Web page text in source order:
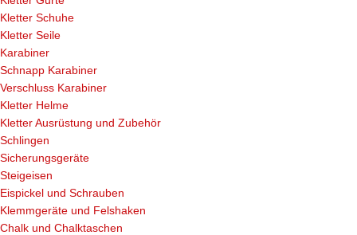
Kletter Schuhe
Kletter Seile
Karabiner
Schnapp Karabiner
Verschluss Karabiner
Kletter Helme
Kletter Ausrüstung und Zubehör
Schlingen
Sicherungsgeräte
Steigeisen
Eispickel und Schrauben
Klemmgeräte und Felshaken
Chalk und Chalktaschen